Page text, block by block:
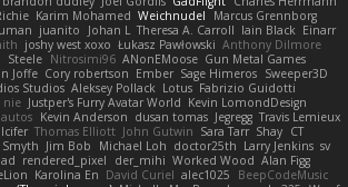
Karim Mohamed Weichnudel
Marcus Grennborg
juanito Johan L Theresa A. Carroll Iain Black Einarr
joshy west xoxo Łukasz Pawłowski Anthony Dilmore
Steele Nitrosimi96 ANonEMoose Gun Metal Games
Joffe Cory robertson Ember Sage Himeros Sweeper3D
Studios Aleksey Pollack Lotus Fabrizio Guidotti
nie Justper's Furry Avatar World Kevin LomondDesign
Kevin Anderson dusan tomas Jegregg Travis Lemieux
Thomas Elliott John Gutwin Sara Tarr Shay CT
Jim Bob Michael Loh doctor25th Larry Jenkins sv
rendered_pixel der_mihi Worked Wood Alan Figg
Karolina En David Curiel alec1025
BeepCodeMusic